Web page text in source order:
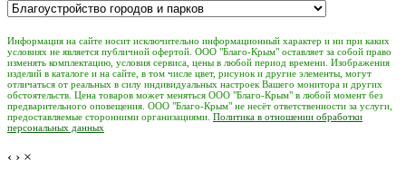
Информация на сайте носит исключительно информационный характер и ни при каких
условиях не является публичной офертой. ООО "Благо-Крым" оставляет за собой право
изменять комплектацию, условия сервиса, цены в любой период времени. Изображения
изделий в каталоге и на сайте, в том числе цвет, рисунок и другие элементы, могут
отличаться от реальных в силу индивидуальных настроек Вашего монитора и других
обстоятельств. Цена товаров может меняться ООО "Благо-Крым" в любой момент без
предварительного оповещения. ООО "Благо-Крым" не несёт ответственности за услуги,
предоставляемые сторонними организациями. Политика в отношении обработки
персональных данных
‹ › ×